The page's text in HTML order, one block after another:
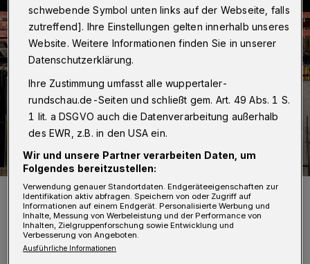
Arbeiter auf einer Baustelle.
Foto: IG BAU
schwebende Symbol unten links auf der Webseite, falls
zutreffend]. Ihre Einstellungen gelten innerhalb unseres
Website. Weitere Informationen finden Sie in unserer
Datenschutzerklärung.
Ihre Zustimmung umfasst alle wuppertaler-
rundschau.de-Seiten und schließt gem. Art. 49 Abs. 1 S.
1 lit. a DSGVO auch die Datenverarbeitung außerhalb
des EWR, z.B. in den USA ein.
Wir und unsere Partner verarbeiten Daten, um
Folgendes bereitzustellen:
Verwendung genauer Standortdaten. Endgeräteeigenschaften zur
Identifikation aktiv abfragen. Speichern von oder Zugriff auf
Informationen auf einem Endgerät. Personalisierte Werbung und
Inhalte, Messung von Werbeleistung und der Performance von
Inhalten, Zielgruppenforschung sowie Entwicklung und
Verbesserung von Angeboten.
Ausführliche Informationen